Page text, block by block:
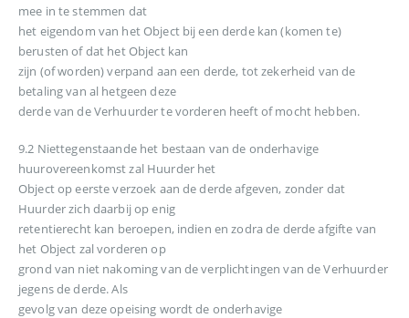
mee in te stemmen dat
het eigendom van het Object bij een derde kan (komen te)
berusten of dat het Object kan
zijn (of worden) verpand aan een derde, tot zekerheid van de
betaling van al hetgeen deze
derde van de Verhuurder te vorderen heeft of mocht hebben.
9.2 Niettegenstaande het bestaan van de onderhavige
huurovereenkomst zal Huurder het
Object op eerste verzoek aan de derde afgeven, zonder dat
Huurder zich daarbij op enig
retentierecht kan beroepen, indien en zodra de derde afgifte van
het Object zal vorderen op
grond van niet nakoming van de verplichtingen van de Verhuurder
jegens de derde. Als
gevolg van deze opeising wordt de onderhavige